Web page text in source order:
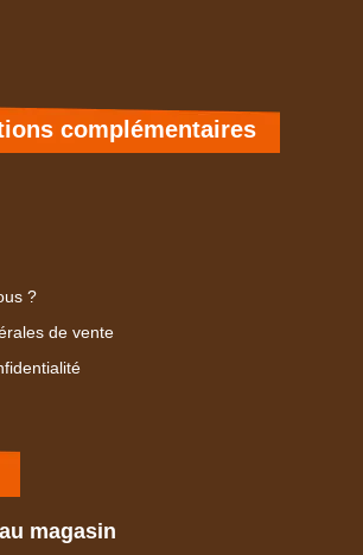
complémentaires
?
de vente
magasin